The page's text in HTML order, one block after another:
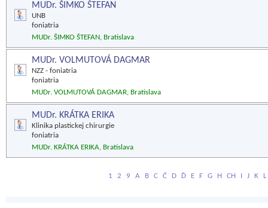
MUDr. ŠIMKO ŠTEFAN
UNB
foniatria
MUDr. ŠIMKO ŠTEFAN, Bratislava
MUDr. VOLMUTOVÁ DAGMAR
NZZ - foniatria
foniatria
MUDr. VOLMUTOVÁ DAGMAR, Bratislava
MUDr. KRÁTKA ERIKA
Klinika plastickej chirurgie
foniatria
MUDr. KRÁTKA ERIKA, Bratislava
1 2 9 A B C Č D Ď E F G H CH I J K L